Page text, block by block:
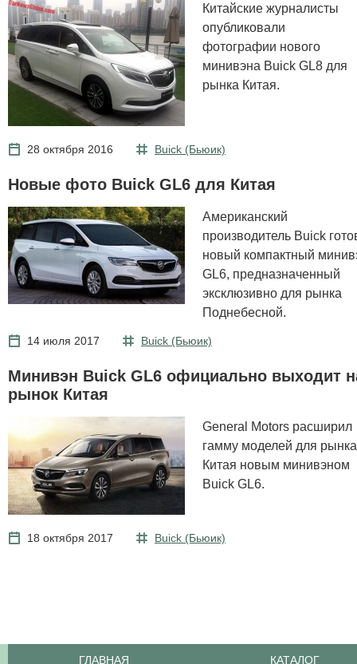
Китайские журналисты
опубликовали
фотографии нового
минивэна Buick GL8 для
рынка Китая.
28 октября 2016 Buick (Бьюик)
Новые фото Buick GL6 для Китая
Американский
производитель Buick
новый компактный
GL6, предназначенный
эксклюзивно для рынка
Поднебесной.
14 июля 2017 Buick (Бьюик)
Минивэн Buick GL6 официально выходит
рынок Китая
General Motors расширил
гамму моделей для рынка
Китая новым минивэном
Buick GL6.
18 октября 2017 Buick (Бьюик)
ГЛАВНАЯ КАТАЛОГ